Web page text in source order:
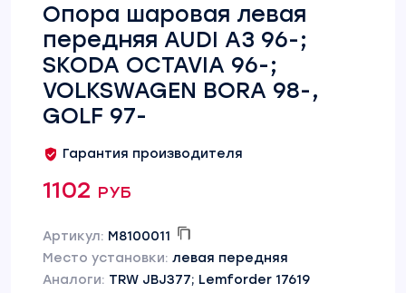
Опора шаровая левая
передняя AUDI A3 96-;
SKODA OCTAVIA 96-;
VOLKSWAGEN BORA 98-,
GOLF 97-
Гарантия производителя
1102 руб
Артикул: M8100011
Место установки: левая передняя
Аналоги: TRW JBJ377; Lemforder 17619